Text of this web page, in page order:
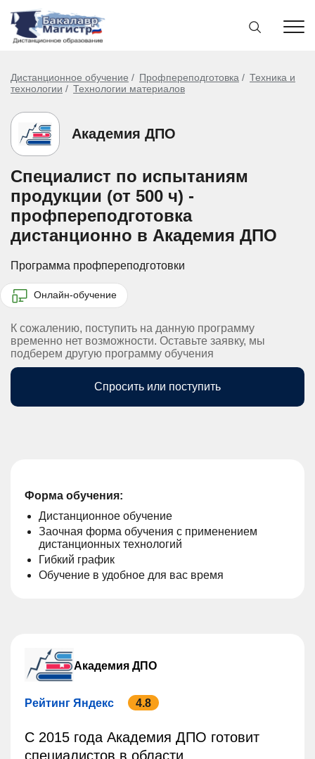
Дистанционное обучение Профпереподготовка
Техника и
технологии
Технологии материалов
Академия ДПО
Специалист по испытаниям
продукции (от 500 ч) -
профпереподготовка
дистанционно в Академия ДПО
Программа профпереподготовки
Онлайн-обучение
К сожалению, поступить на данную программу
временно нет возможности. Оставьте заявку, мы
подберем другую программу обучения
Спросить или поступить
Форма обучения:
Дистанционное обучение
Заочная форма обучения с применением
дистанционных технологий
Гибкий график
Обучение в удобное для вас время
Академия ДПО
Рейтинг Яндекс 4.8
С 2015 года Академия ДПО готовит
специалистов в области